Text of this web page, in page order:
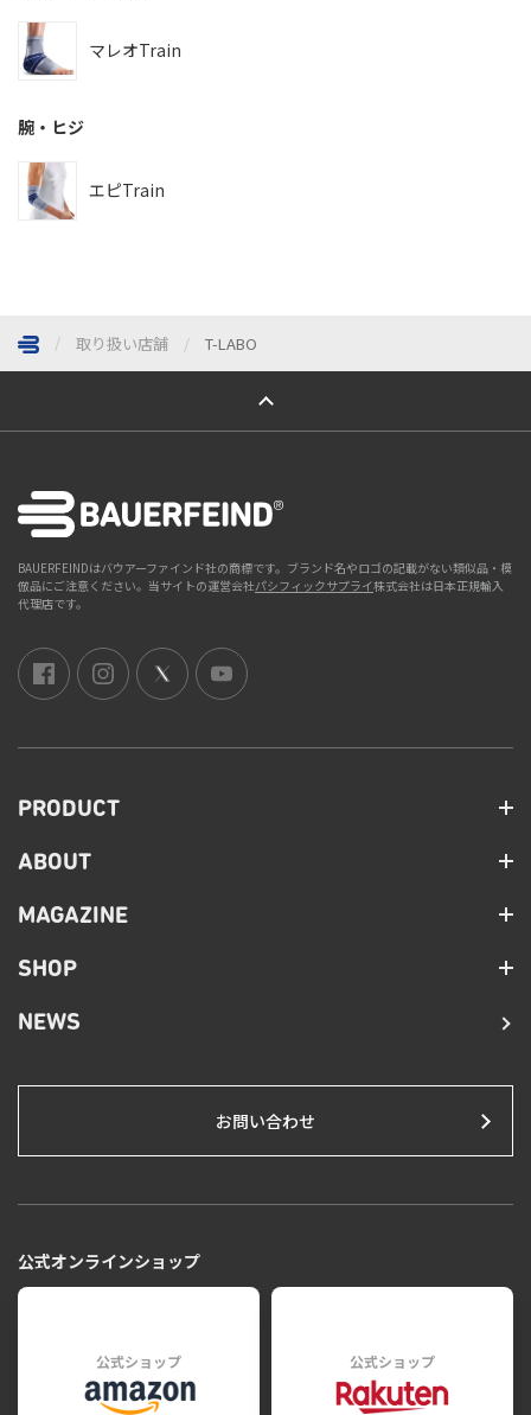
マレオTrain
腕・ヒジ
エピTrain
取り扱い店舗 T-LABO
ページトップへ
BAUERFEINDはバウアーファインド社の商標です。ブランド名やロゴの記載がない類似品・模
倣品にご注意ください。当サイトの運営会社パシフィックサプライ株式会社は日本正規輸入
代理店です。
PRODUCT
ABOUT
MAGAZINE
SHOP
NEWS
お問い合わせ
公式オンラインショップ
公式ショップ 公式ショップ